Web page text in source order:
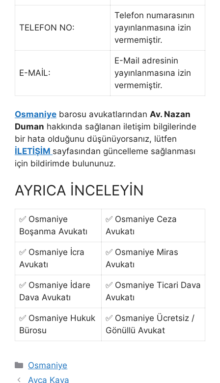
TELEFON NO:
Telefon numarasının
yayınlanmasına izin
vermemiştir.
E-MAİL:
E-Mail adresinin
yayınlanmasına izin
vermemiştir.
Osmaniye barosu avukatlarından Av. Nazan
Duman hakkında sağlanan iletişim bilgilerinde
bir hata olduğunu düşünüyorsanız, lütfen
İLETİŞİM sayfasından güncelleme sağlanması
için bildirimde bulununuz.
AYRICA İNCELEYİN
✅ Osmaniye
Boşanma Avukatı
✅ Osmaniye Ceza
Avukatı
✅ Osmaniye İcra
Avukatı
✅ Osmaniye Miras
Avukatı
✅ Osmaniye İdare
Dava Avukatı
✅ Osmaniye Ticari Dava
Avukatı
✅ Osmaniye Hukuk
Bürosu
✅ Osmaniye Ücretsiz /
Gönüllü Avukat
Kategoriler
Osmaniye
Ayça Kaya